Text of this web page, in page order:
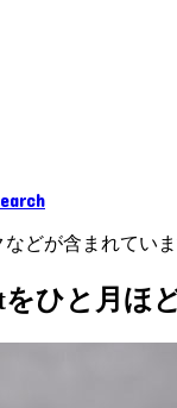
どが含まれてい
をひと月